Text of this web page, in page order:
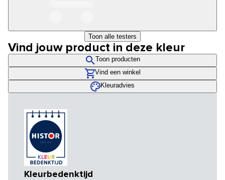
Toon alle testers
Vind jouw product in deze kleur
Toon producten
Vind een winkel
Kleuradvies
Kleurbedenktijd